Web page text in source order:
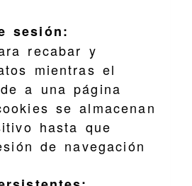
sesión:
recabar y
mientras el
a una página
se almacenan
hasta que
de navegación